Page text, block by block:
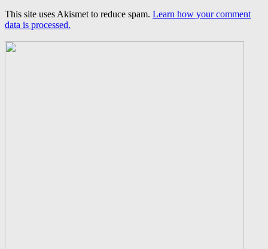
This site uses Akismet to reduce spam. Learn how your comment
data is processed.